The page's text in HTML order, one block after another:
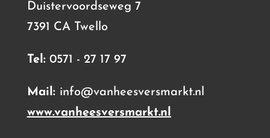
Duistervoordseweg 7
7391 CA Twello
Tel: 0571 - 27 17 97
Mail: info@vanheesversmarkt.nl
www.vanheesversmarkt.nl